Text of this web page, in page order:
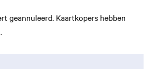
geannuleerd. Kaartkopers hebben